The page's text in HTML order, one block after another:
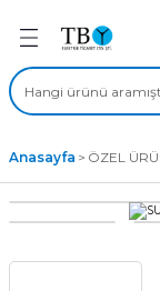
ÇEŞİTLERİ
Anasayfa ÖZEL